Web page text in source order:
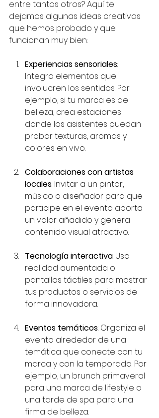
entre tantos otros? Aquí te
dejamos algunas ideas creativas
que hemos probado y que
funcionan muy bien:
Experiencias sensoriales:
Integra elementos que
involucren los sentidos. Por
ejemplo, si tu marca es de
belleza, crea estaciones
donde los asistentes puedan
probar texturas, aromas y
colores en vivo.
Colaboraciones con artistas
locales: Invitar a un pintor,
músico o diseñador para que
participe en el evento aporta
un valor añadido y genera
contenido visual atractivo.
Tecnología interactiva: Usa
realidad aumentada o
pantallas táctiles para mostrar
tus productos o servicios de
forma innovadora.
Eventos temáticos: Organiza el
evento alrededor de una
temática que conecte con tu
marca y con la temporada. Por
ejemplo, un brunch primaveral
para una marca de lifestyle o
una tarde de spa para una
firma de belleza.